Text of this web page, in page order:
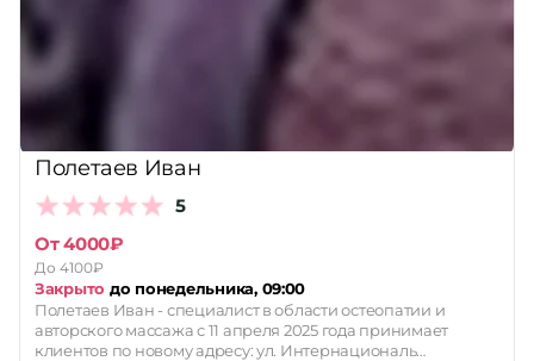
Полетаев Иван
5
От 4000₽
До 4100₽
Закрыто до понедельника, 09:00
Полетаев Иван - специалист в области остеопатии и
авторского массажа с 11 апреля 2025 года принимает
клиентов по новому адресу: ул. Интернациональ…